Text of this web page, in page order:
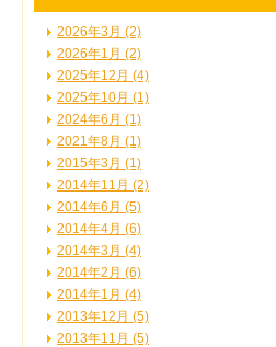
2026年3月 (2)
2026年1月 (2)
2025年12月 (4)
2025年10月 (1)
2024年6月 (1)
2021年8月 (1)
2015年3月 (1)
2014年11月 (2)
2014年6月 (5)
2014年4月 (6)
2014年3月 (4)
2014年2月 (6)
2014年1月 (4)
2013年12月 (5)
2013年11月 (5)